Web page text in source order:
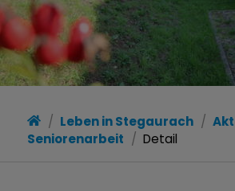
Leben in Stegaurach
Seniorenarbeit
Detail